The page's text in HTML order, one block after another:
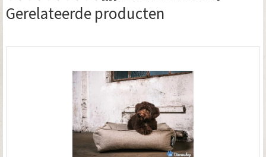
Gerelateerde producten